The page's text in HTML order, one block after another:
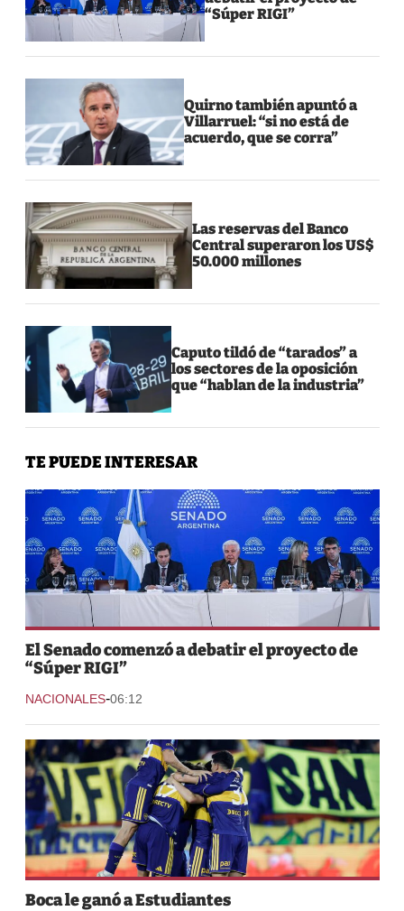
“Súper RIGI”
Quirno también apuntó a
Villarruel: “si no está de
acuerdo, que se corra”
Las reservas del Banco
Central superaron los US$
50.000 millones
Caputo tildó de “tarados” a
los sectores de la oposición
que “hablan de la industria”
TE PUEDE INTERESAR
El Senado comenzó a debatir el proyecto de
“Súper RIGI”
NACIONALES-06:12
Boca le ganó a Estudiantes